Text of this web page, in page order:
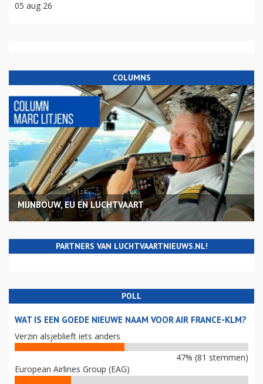
05 aug 26
COLUMNS
MIJNBOUW, EU EN LUCHTVAART
PARTNERS VAN LUCHTVAARTNIEUWS.NL!
POLL
WAT IS EEN GOEDE NIEUWE NAAM VOOR AIR FRANCE-KLM?
Verzin alsjeblieft iets anders
47% (81 stemmen)
European Airlines Group (EAG)